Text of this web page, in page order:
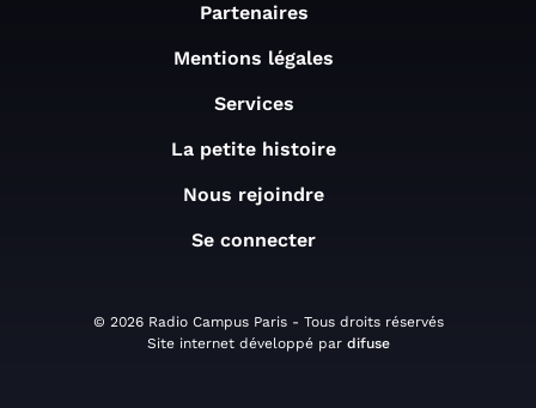
Partenaires
Mentions légales
Services
La petite histoire
Nous rejoindre
Se connecter
© 2026 Radio Campus Paris - Tous droits réservés
Site internet développé par difuse